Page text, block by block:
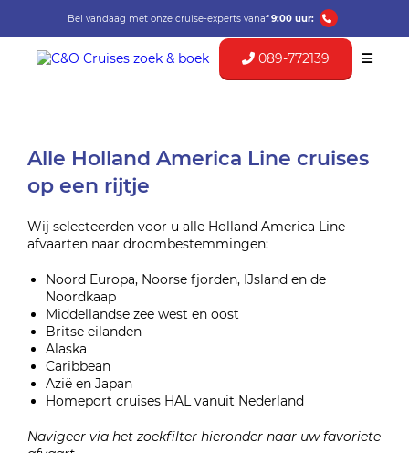
Bel vandaag met onze cruise-experts vanaf9:00 uur:
089-772139
Alle Holland America Line cruises
op een rijtje
Wij selecteerden voor u alle Holland America Line
afvaarten naar droombestemmingen:
Noord Europa, Noorse fjorden, IJsland en de
Noordkaap
Middellandse zee west en oost
Britse eilanden
Alaska
Caribbean
Azië en Japan
Homeport cruises HAL vanuit Nederland
Navigeer via het zoekfilter hieronder naar uw favoriete